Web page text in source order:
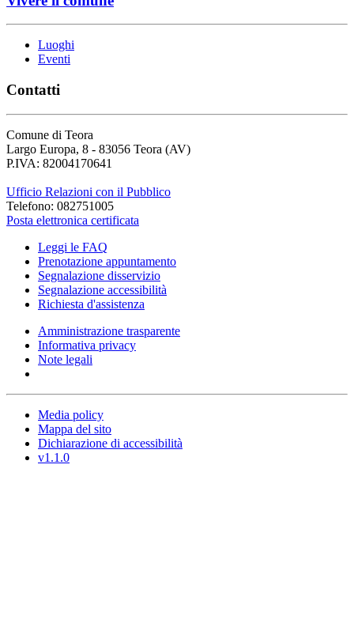
Luoghi
Eventi
Contatti
Comune di Teora
Largo Europa, 8 - 83056 Teora (AV)
P.IVA: 82004170641
Ufficio Relazioni con il Pubblico
Telefono: 082751005
Posta elettronica certificata
Leggi le FAQ
Prenotazione appuntamento
Segnalazione disservizio
Segnalazione accessibilità
Richiesta d'assistenza
Amministrazione trasparente
Informativa privacy
Note legali
Media policy
Mappa del sito
Dichiarazione di accessibilità
v1.1.0